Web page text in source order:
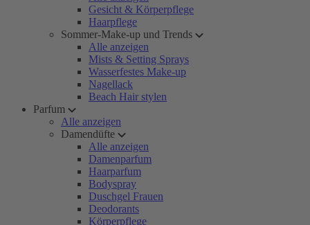
Gesicht & Körperpflege
Haarpflege
Sommer-Make-up und Trends
Alle anzeigen
Mists & Setting Sprays
Wasserfestes Make-up
Nagellack
Beach Hair stylen
Parfum
Alle anzeigen
Damendüfte
Alle anzeigen
Damenparfum
Haarparfum
Bodyspray
Duschgel Frauen
Deodorants
Körperpflege